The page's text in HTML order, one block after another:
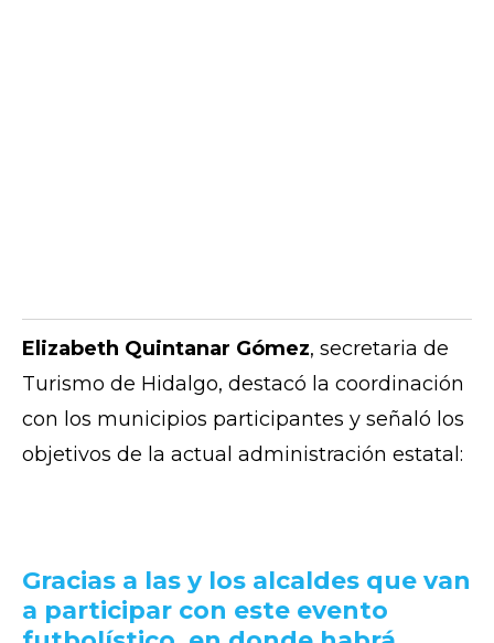
Elizabeth Quintanar Gómez, secretaria de
Turismo de Hidalgo, destacó la coordinación
con los municipios participantes y señaló los
objetivos de la actual administración estatal:
Gracias a las y los alcaldes que van
a participar con este evento